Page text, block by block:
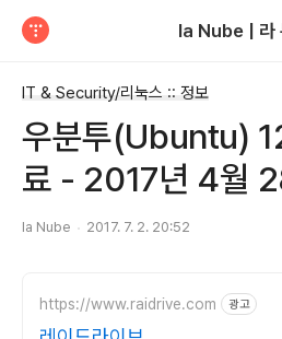
la Nube | 라
IT & Security/리눅스 :: 정보
우분투(Ubuntu)
료 - 2017년 4월
la Nube 2017. 7. 2. 20:52
https://www.raidrive.com 광고